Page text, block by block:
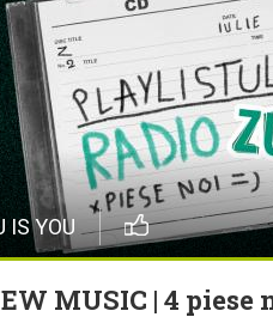
IS YOU
MUSIC | 4 piese